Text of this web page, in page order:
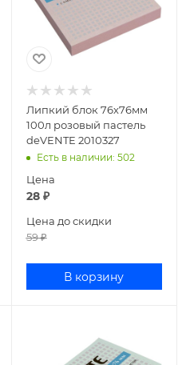
Липкий блок 76х76мм
100л розовый пастель
deVENTE 2010327
Есть в наличии: 502
Цена
28₽
Цена до скидки
59₽
В корзину